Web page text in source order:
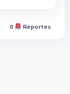
0 Reportes